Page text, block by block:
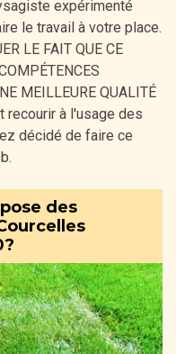
expérimenté
le travail à votre place.
LE FAIT QUE CE
MEILLEURE QUALITÉ
recourir à l'usage des
décidé de faire ce
des